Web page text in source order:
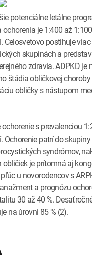
potenciálne letálne
ochorenia je 1:400 až
Celosvetovo postihuje
skupinách a
zdravia. ADPKD je
štádia obličkovej
obličky s nástupom
ochorenie s prevalenciou
Ochorenie patrí do
syndrómov,
je prítomná aj
u novorodencov s
a prognózu
30 až 40 %.
na úrovni 85 % (2).